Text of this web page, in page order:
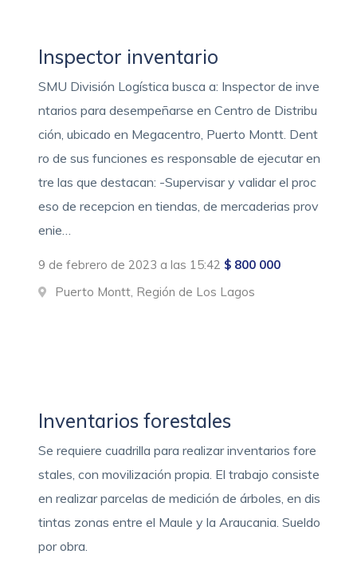
Inspector inventario
SMU División Logística busca a: Inspector de inve
ntarios para desempeñarse en Centro de Distribu
ción, ubicado en Megacentro, Puerto Montt. Dent
ro de sus funciones es responsable de ejecutar en
tre las que destacan: -Supervisar y validar el proc
eso de recepcion en tiendas, de mercaderias prov
enie…
9 de febrero de 2023 a las 15:42 $ 800 000
Puerto Montt, Región de Los Lagos
Inventarios forestales
Se requiere cuadrilla para realizar inventarios fore
stales, con movilización propia. El trabajo consiste
en realizar parcelas de medición de árboles, en dis
tintas zonas entre el Maule y la Araucania. Sueldo
por obra.